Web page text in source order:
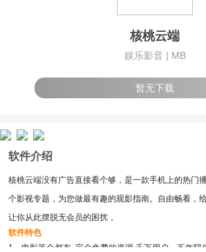
核桃云端
娱乐影音 | MB
暂无下载
软件介绍
核桃云端没有广告直接看个够，是一款手机上的热门
个影视专题，为您做最有趣的观影指南。自由畅看，
让你从此摆脱无会员的困扰，
软件特色
1、电影等全都有, 完全免费的资源,千万用户，五年陪